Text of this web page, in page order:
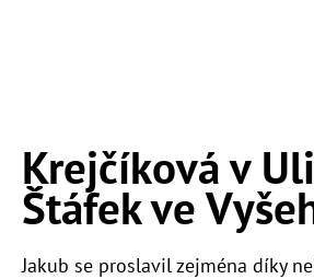
Krejčíková v
Štáfek ve
Jakub se proslavil zejména díky